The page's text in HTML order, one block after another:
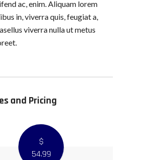
ac, enim. Aliquam lorem
in, viverra quis, feugiat a,
viverra nulla ut metus
and Pricing
$
54.99